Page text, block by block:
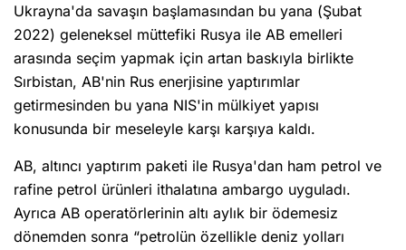
Ukrayna'da savaşın başlamasından bu yana (Şubat
2022) geleneksel müttefiki Rusya ile AB emelleri
arasında seçim yapmak için artan baskıyla birlikte
Sırbistan, AB'nin Rus enerjisine yaptırımlar
getirmesinden bu yana NIS'in mülkiyet yapısı
konusunda bir meseleyle karşı karşıya kaldı.
AB, altıncı yaptırım paketi ile Rusya'dan ham petrol ve
rafine petrol ürünleri ithalatına ambargo uyguladı.
Ayrıca AB operatörlerinin altı aylık bir ödemesiz
dönemden sonra “petrolün özellikle deniz yolları